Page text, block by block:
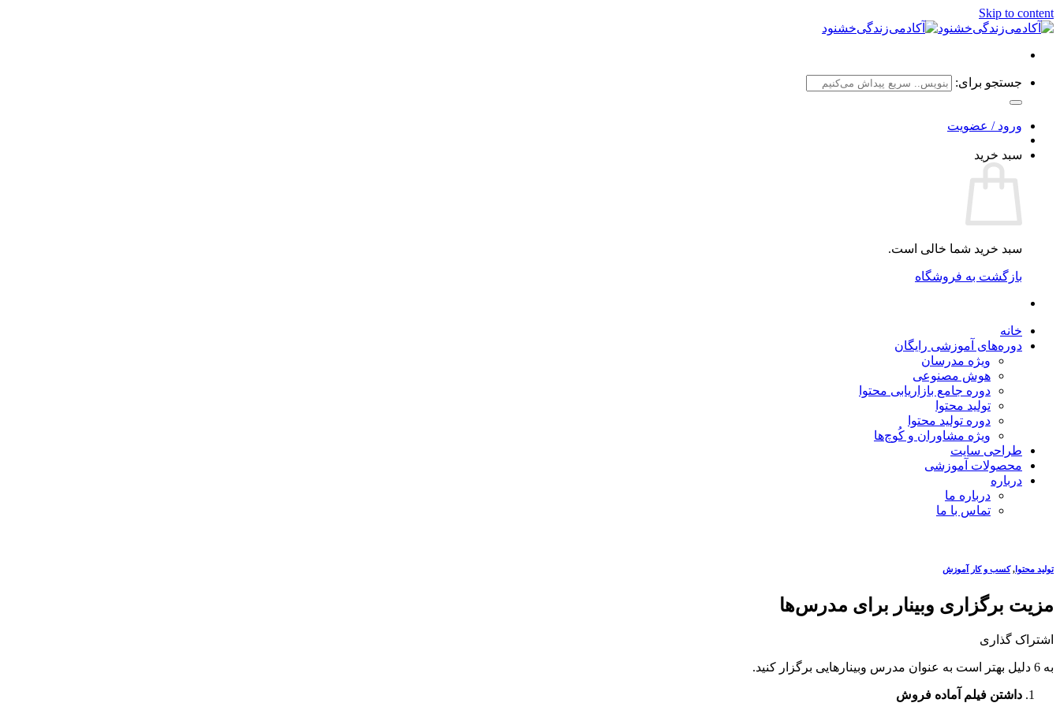
Skip to content
جستجو برای:
ورود / عضویت
سبد خرید
سبد خرید شما خالی است.
بازگشت به فروشگاه
خانه
دوره‌های آموزشی رایگان
ویژه مدرسان
هوش مصنوعی
دوره جامع بازاریابی محتوا
تولید محتوا
دوره تولید محتوا
ویژه مشاوران و کُوچ‌ها
طراحی سایت
محصولات آموزشی
درباره
درباره ما
تماس با ما
تولید محتوا,کسب و کار آموزش
مزیت برگزاری وبینار برای مدرس‌ها
اشتراک گذاری
به 6 دلیل بهتر است به عنوان مدرس وبینارهایی برگزار کنید.
داشتن فیلم آماده فروش